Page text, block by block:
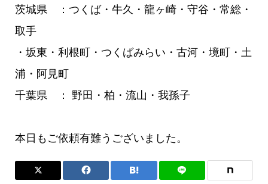
茨城県 ：つくば・牛久・龍ヶ崎・守谷・常総・
取手
・坂東・利根町・つくばみらい・古河・境町・土
浦・阿見町
千葉県 ： 野田・柏・流山・我孫子
本日もご依頼有難うございました。